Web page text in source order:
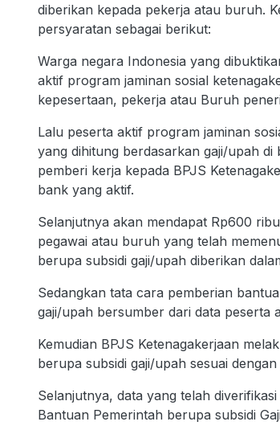
diberikan kepada pekerja atau buruh.
persyaratan sebagai berikut:
Warga negara Indonesia yang
aktif program jaminan sosial
kepesertaan, pekerja atau Buruh
Lalu peserta aktif program jaminan
yang dihitung berdasarkan gaji/upah
pemberi kerja kepada BPJS
bank yang aktif.
Selanjutnya akan mendapat Rp600
pegawai atau buruh yang telah
berupa subsidi gaji/upah diberikan
Sedangkan tata cara pemberian
gaji/upah bersumber dari data peserta
Kemudian BPJS Ketenagakerjaan
berupa subsidi gaji/upah sesuai
Selanjutnya, data yang telah
Bantuan Pemerintah berupa subsidi